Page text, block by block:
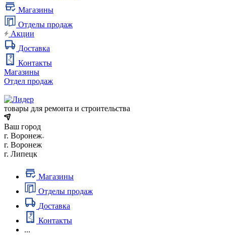
Магазины
Отделы продаж
Акции
Доставка
Контакты
Магазины
Отдел продаж
товары для ремонта и строительства
Ваш город
г. Воронеж
г. Воронеж
г. Липецк
Магазины
Отделы продаж
Доставка
Контакты
...